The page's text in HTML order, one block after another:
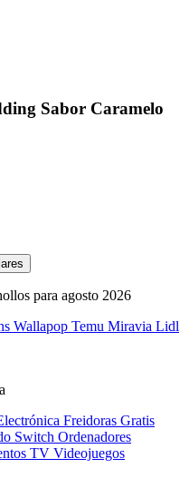
Sabor Caramelo
para agosto 2026
Wallapop Temu Miravia Lidl
Freidoras Gratis
Switch Ordenadores
TV Videojuegos